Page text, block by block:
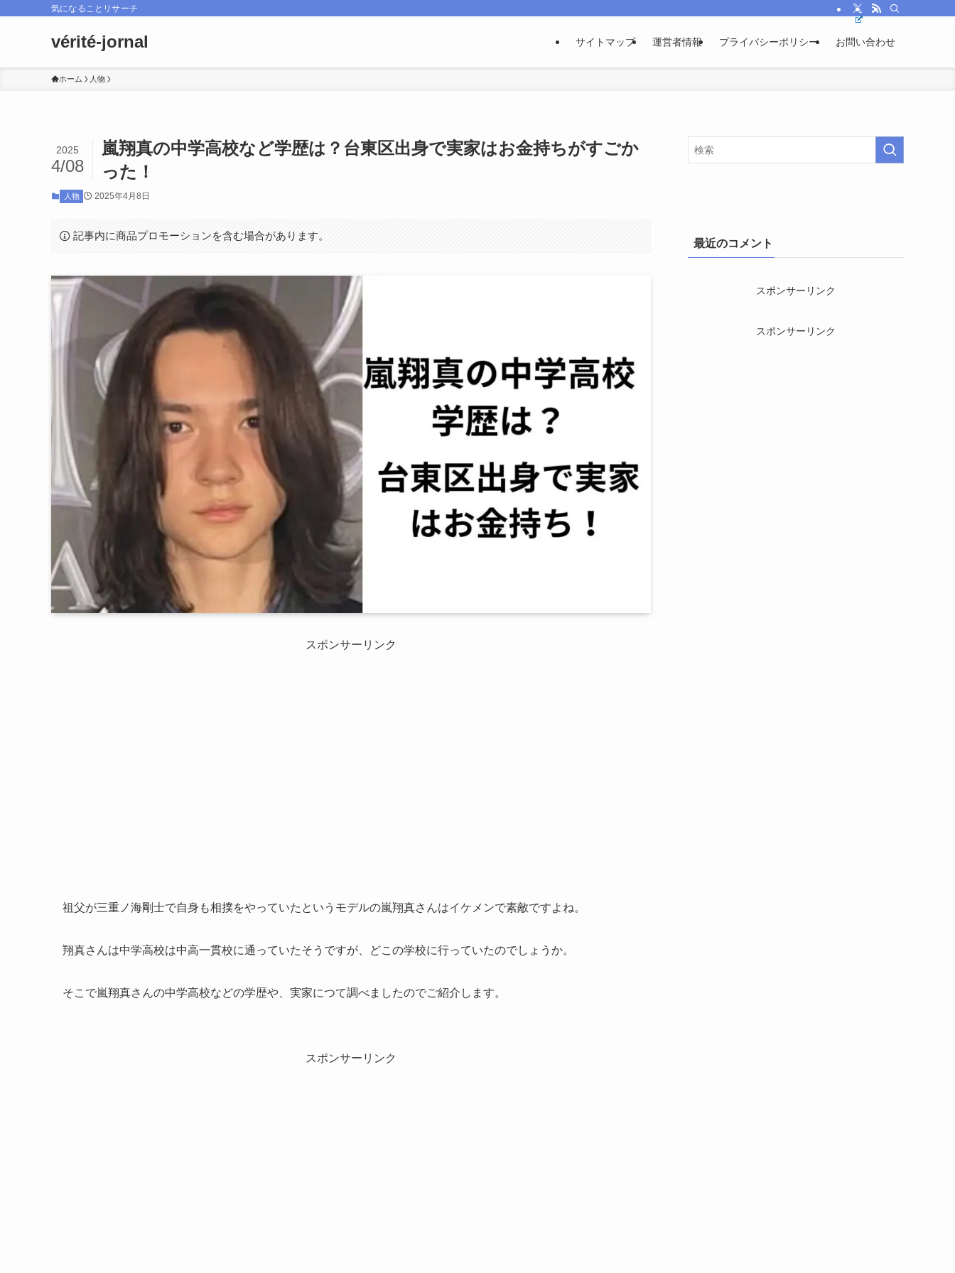
気になることリサーチ
vérité-jornal サイトマップ 運営者情報 プライバシーポリシー お問い合わせ
ホーム 人物
嵐翔真の中学高校など学歴は？台東区出身で実家はお金持ちがすごか
った！
2025
4/08
人物 2025年4月8日
記事内に商品プロモーションを含む場合があります。
スポンサーリンク
祖父が三重ノ海剛士で自身も相撲をやっていたというモデルの嵐翔真さんはイケメンで素敵ですよね。
翔真さんは中学高校は中高一貫校に通っていたそうですが、どこの学校に行っていたのでしょうか。
そこで嵐翔真さんの中学高校などの学歴や、実家につて調べましたのでご紹介します。
スポンサーリンク
最近のコメント
スポンサーリンク
スポンサーリンク